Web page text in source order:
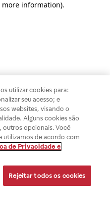
information).
utilizar cookies para:
seu acesso; e
websites, visando o
Alguns cookies são
outros opcionais. Você
utilizamos de acordo com
de Privacidade e
Rejeitar todos os cookies